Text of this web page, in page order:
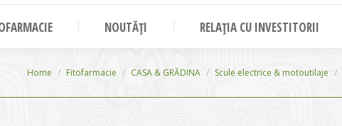
NOUTĂȚI RELAȚIA CU INVESTITORII
You are here:
Home Fitofarmacie CASA & GRĂDINA Scule electrice & motoutilaje